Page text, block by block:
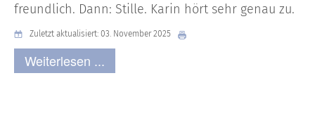
freundlich. Dann: Stille. Karin hört sehr genau zu.
Zuletzt aktualisiert: 03. November 2025
Weiterlesen ...